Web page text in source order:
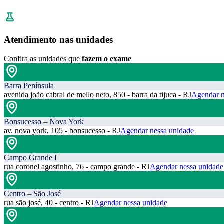
Atendimento nas unidades
Confira as unidades que fazem o exame
Barra Península
avenida joão cabral de mello neto, 850 - barra da tijuca - RJAgendar
Bonsucesso – Nova York
av. nova york, 105 - bonsucesso - RJAgendar nessa unidade
Campo Grande I
rua coronel agostinho, 76 - campo grande - RJAgendar nessa unidade
Centro – São José
rua são josé, 40 - centro - RJAgendar nessa unidade